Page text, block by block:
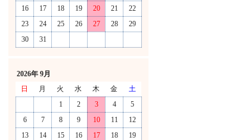
16
17 18 19 20 21
22
23
24 25 26 27 28
29
30
31
2026年 9月
日
月 火 水 木 金
土
1
2 3 4
5
6
7 8 9 10 11
12
13
14 15 16 17 18
19